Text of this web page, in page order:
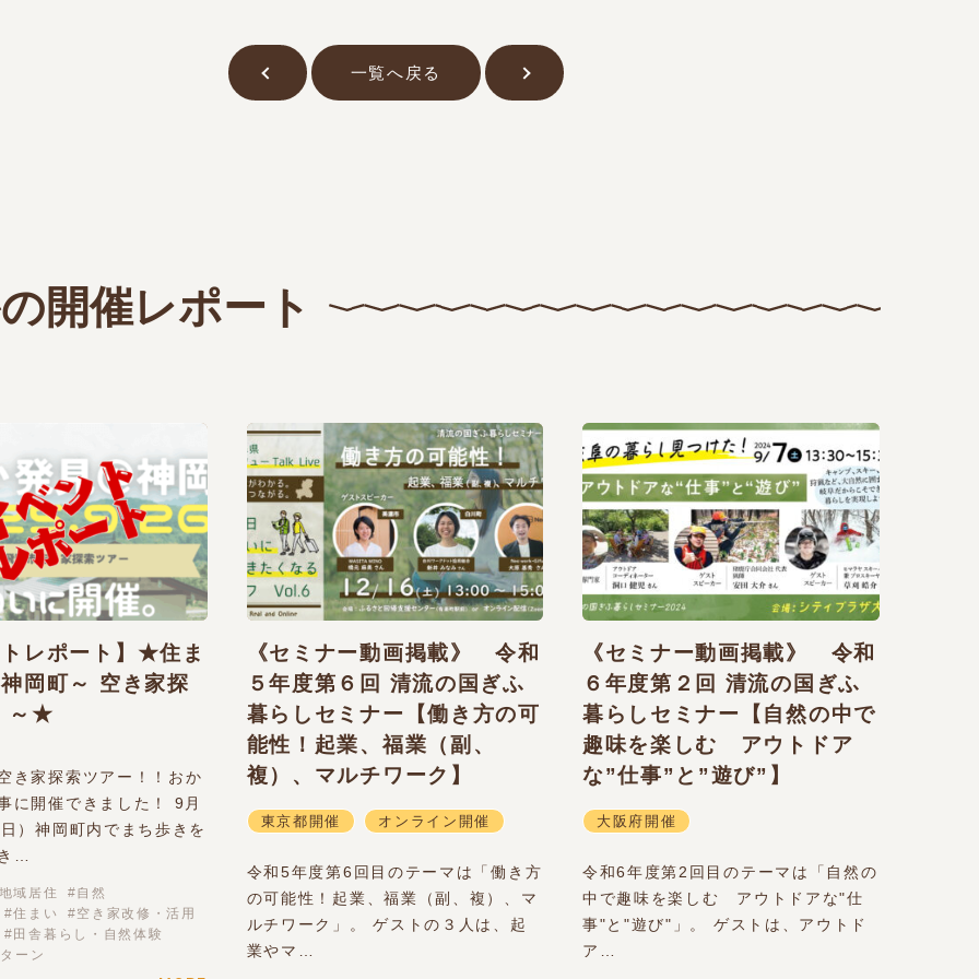
一覧へ戻る
開催レポート
レポート】★住ま
岡町～ 空き家探
～★
き家探索ツアー！！おか
に開催できました！ 9月
）神岡町内でまち歩きを
…
域居住
自然
住まい
空き家改修・活用
田舎暮らし・自然体験
ーン
《セミナー動画掲載》 令和
５年度第６回 清流の国ぎふ
暮らしセミナー【働き方の可
能性！起業、福業（副、
複）、マルチワーク】
東京都開催 オンライン開催
令和5年度第6回目のテーマは「働き方
の可能性！起業、福業（副、複）、マ
ルチワーク」。 ゲストの３人は、起
業やマ…
《セミナー動画掲載》 令和
６年度第２回 清流の国ぎふ
暮らしセミナー【自然の中で
趣味を楽しむ アウトドア
な”仕事”と”遊び”】
大阪府開催
令和6年度第2回目のテーマは「自然の
中で趣味を楽しむ アウトドアな"仕
事"と"遊び"」。 ゲストは、アウトド
ア…